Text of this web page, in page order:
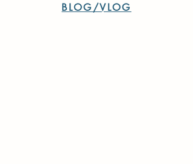
BLOG/VLOG